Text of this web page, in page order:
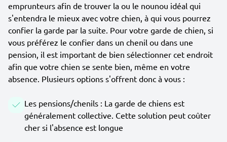
emprunteurs afin de trouver la ou le nounou idéal qui
s'entendra le mieux avec votre chien, à qui vous pourrez
confier la garde par la suite. Pour votre garde de chien, si
vous préférez le confier dans un chenil ou dans une
pension, il est important de bien sélectionner cet endroit
afin que votre chien se sente bien, même en votre
absence. Plusieurs options s'offrent donc à vous :
Les pensions/chenils : La garde de chiens est
généralement collective. Cette solution peut coûter
cher si l'absence est longue